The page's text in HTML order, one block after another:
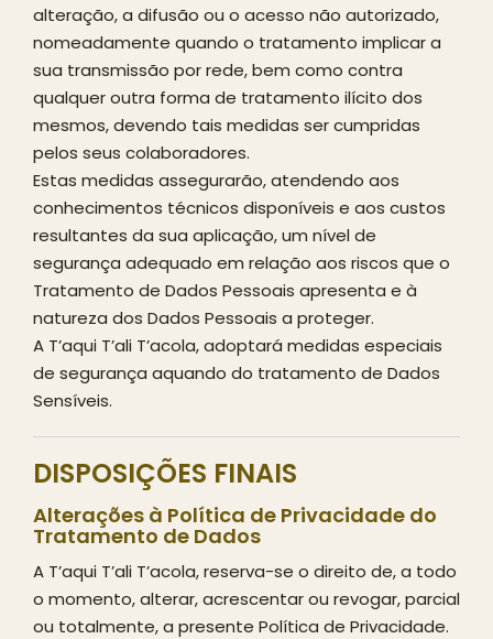
alteração, a difusão ou o acesso não autorizado,
nomeadamente quando o tratamento implicar a
sua transmissão por rede, bem como contra
qualquer outra forma de tratamento ilícito dos
mesmos, devendo tais medidas ser cumpridas
pelos seus colaboradores.
Estas medidas assegurarão, atendendo aos
conhecimentos técnicos disponíveis e aos custos
resultantes da sua aplicação, um nível de
segurança adequado em relação aos riscos que o
Tratamento de Dados Pessoais apresenta e à
natureza dos Dados Pessoais a proteger.
A T’aqui T’ali T’acola, adoptará medidas especiais
de segurança aquando do tratamento de Dados
Sensíveis.
DISPOSIÇÕES FINAIS
Alterações à Política de Privacidade do
Tratamento de Dados
A T’aqui T’ali T’acola, reserva-se o direito de, a todo
o momento, alterar, acrescentar ou revogar, parcial
ou totalmente, a presente Política de Privacidade.